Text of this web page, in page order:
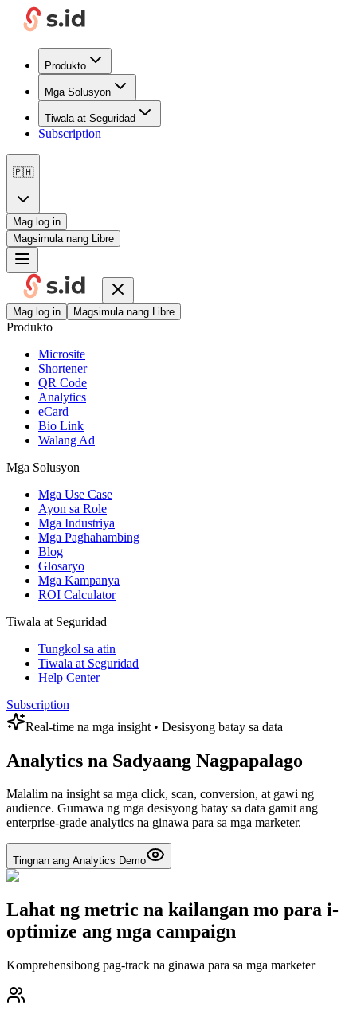
Produkto
Mga Solusyon
Tiwala at Seguridad
Subscription
🇵🇭
Mag log in
Magsimula nang Libre
Mag log in Magsimula nang Libre
Produkto
Microsite
Shortener
QR Code
Analytics
eCard
Bio Link
Walang Ad
Mga Solusyon
Mga Use Case
Ayon sa Role
Mga Industriya
Mga Paghahambing
Blog
Glosaryo
Mga Kampanya
ROI Calculator
Tiwala at Seguridad
Tungkol sa atin
Tiwala at Seguridad
Help Center
Subscription
Real-time na mga insight • Desisyong batay sa data
Analytics na Sadyaang Nagpapalago
Malalim na insight sa mga click, scan, conversion, at gawi ng
audience. Gumawa ng mga desisyong batay sa data gamit ang
enterprise-grade analytics na ginawa para sa mga marketer.
Tingnan ang Analytics Demo
Lahat ng metric na kailangan mo para i-
optimize ang mga campaign
Komprehensibong pag-track na ginawa para sa mga marketer